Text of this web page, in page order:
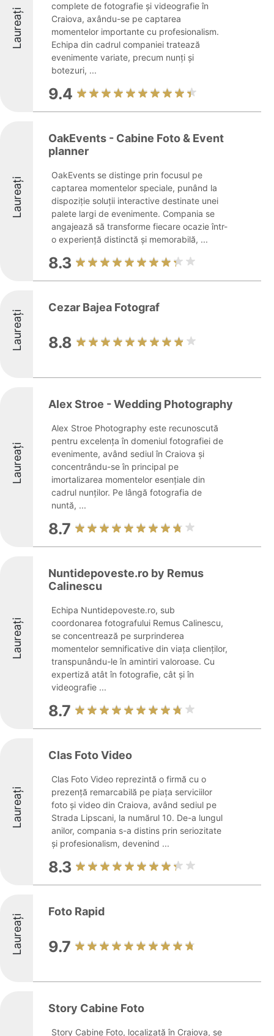
Laureați
complete de fotografie și videografie în
Craiova, axându-se pe captarea
momentelor importante cu profesionalism.
Echipa din cadrul companiei tratează
evenimente variate, precum nunți și
botezuri, ...
9.4
Laureați
OakEvents - Cabine Foto & Event
planner
OakEvents se distinge prin focusul pe
captarea momentelor speciale, punând la
dispoziție soluții interactive destinate unei
palete largi de evenimente. Compania se
angajează să transforme fiecare ocazie într-
o experiență distinctă și memorabilă, ...
8.3
Laureați
Cezar Bajea Fotograf
8.8
Laureați
Alex Stroe - Wedding Photography
Alex Stroe Photography este recunoscută
pentru excelența în domeniul fotografiei de
evenimente, având sediul în Craiova și
concentrându-se în principal pe
imortalizarea momentelor esențiale din
cadrul nunților. Pe lângă fotografia de
nuntă, ...
8.7
Laureați
Nuntidepoveste.ro by Remus
Calinescu
Echipa Nuntidepoveste.ro, sub
coordonarea fotografului Remus Calinescu,
se concentrează pe surprinderea
momentelor semnificative din viața clienților,
transpunându-le în amintiri valoroase. Cu
expertiză atât în fotografie, cât și în
videografie ...
8.7
Laureați
Clas Foto Video
Clas Foto Video reprezintă o firmă cu o
prezență remarcabilă pe piața serviciilor
foto și video din Craiova, având sediul pe
Strada Lipscani, la numărul 10. De-a lungul
anilor, compania s-a distins prin seriozitate
și profesionalism, devenind ...
8.3
Laureați
Foto Rapid
9.7
Story Cabine Foto
Story Cabine Foto, localizată în Craiova, se